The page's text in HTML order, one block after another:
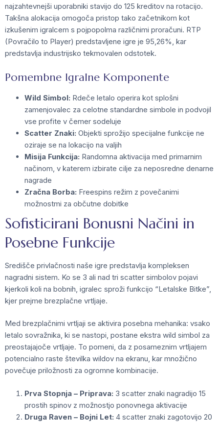
najzahtevnejši uporabniki stavijo do 125 kreditov na rotacijo.
Takšna alokacija omogoča pristop tako začetnikom kot
izkušenim igralcem s pojpopolma različnimi proračuni. RTP
(Povračilo to Player) predstavljene igre je 95,26%, kar
predstavlja industrijsko tekmovalen odstotek.
Pomembne Igralne Komponente
Wild Simbol: Rdeče letalo operira kot splošni
zamenjovalec za celotne standardne simbole in podvojil
vse profite v čemer sodeluje
Scatter Znaki: Objekti sprožijo specijalne funkcije ne
oziraje se na lokacijo na valjih
Misija Funkcija: Randomna aktivacija med primarnim
načinom, v katerem izbirate cilje za neposredne denarne
nagrade
Zračna Borba: Freespins režim z povečanimi
možnostmi za občutne dobitke
Sofisticirani Bonusni Načini in
Posebne Funkcije
Središče privlačnosti naše igre predstavlja kompleksen
nagradni sistem. Ko se 3 ali nad tri scatter simbolov pojavi
kjerkoli koli na bobnih, igralec sproži funkcijo “Letalske Bitke”,
kjer prejme brezplačne vrtljaje.
Med brezplačnimi vrtljaji se aktivira posebna mehanika: vsako
letalo sovražnika, ki se nastopi, postane ekstra wild simbol za
preostajajoče vrtljaje. To pomeni, da z posameznim vrtljajem
potencialno raste številka wildov na ekranu, kar množično
povečuje priložnosti za ogromne kombinacije.
Prva Stopnja – Priprava: 3 scatter znaki nagradijo 15
prostih spinov z možnostjo ponovnega aktivacije
Druga Raven – Bojni Let: 4 scatter znaki zagotovijo 20